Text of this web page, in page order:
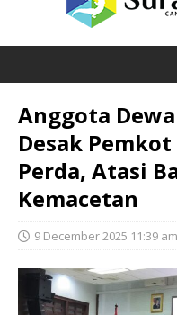
Anggota
Desak
Perda, Atasi
Kemacetan
9 December 2025 11:39 am